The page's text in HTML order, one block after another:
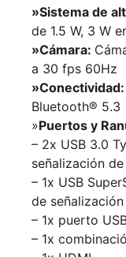
»Sistema de
de 1.5 W, 3 W
»Cámara:
a 30 fps 60Hz
»Conectividad:
Bluetooth® 5.3
»Puertos y
– 2x USB 3.0
señalización
– 1x USB
de
– 1x puerto
– 1x